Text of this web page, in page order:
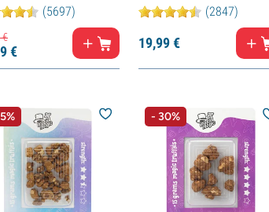
(5697)
€
€
(2847)
19,99€
- 30%